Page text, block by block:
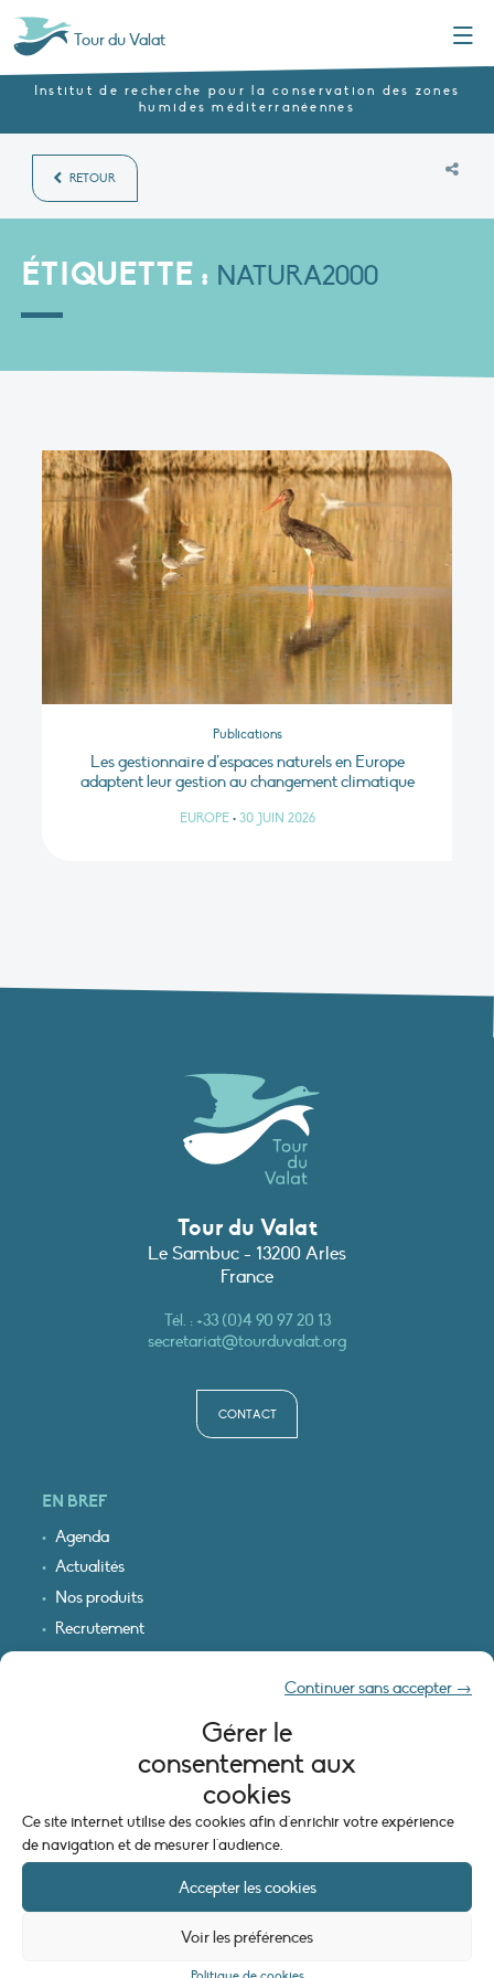
Gérer le
consentement aux
cookies
Ce site internet utilise des cookies afin d'enrichir votre expérience
de navigation et de mesurer l'audience.
Accepter les cookies
Continuer sans accepter →
Voir les préférences
Tour du Valat
Institut de recherche pour la conservation des zones
humides méditerranéennes
RETOUR
ÉTIQUETTE : NATURA2000
Publications
Les gestionnaire d’espaces naturels en Europe
adaptent leur gestion au changement climatique
EUROPE • 30 JUIN 2026
Tour du Valat
Le Sambuc - 13200 Arles
France
Tél. :+33 (0)4 90 97 20 13
secretariat@tourduvalat.org
CONTACT
EN BREF
Agenda
Actualités
Nos produits
Recrutement
Recevoir nos infos
INFORMATIONS LÉGALES
Mentions légales
Politique de cookies (UE)